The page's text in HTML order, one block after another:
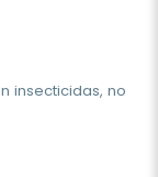
insecticidas, no